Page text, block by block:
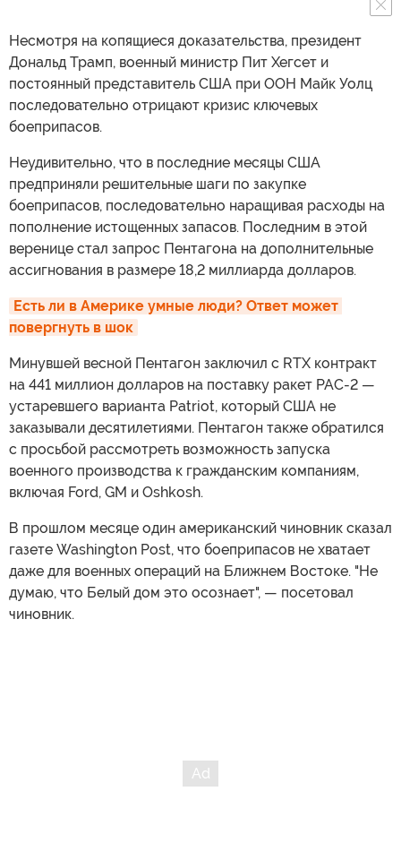
Несмотря на копящиеся доказательства, президент
Дональд Трамп, военный министр Пит Хегсет и
постоянный представитель США при ООН Майк Уолц
последовательно отрицают кризис ключевых
боеприпасов.
Неудивительно, что в последние месяцы США
предприняли решительные шаги по закупке
боеприпасов, последовательно наращивая расходы на
пополнение истощенных запасов. Последним в этой
веренице стал запрос Пентагона на дополнительные
ассигнования в размере 18,2 миллиарда долларов.
Есть ли в Америке умные люди? Ответ может
повергнуть в шок
Минувшей весной Пентагон заключил с RTX контракт
на 441 миллион долларов на поставку ракет PAC-2 —
устаревшего варианта Patriot, который США не
заказывали десятилетиями. Пентагон также обратился
с просьбой рассмотреть возможность запуска
военного производства к гражданским компаниям,
включая Ford, GM и Oshkosh.
В прошлом месяце один американский чиновник сказал
газете Washington Post, что боеприпасов не хватает
даже для военных операций на Ближнем Востоке. "Не
думаю, что Белый дом это осознает", — посетовал
чиновник.